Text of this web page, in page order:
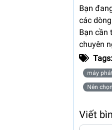
Bạn
các dòng
Bạn cần
chuyên
Tags:
máy
Nên
Viết